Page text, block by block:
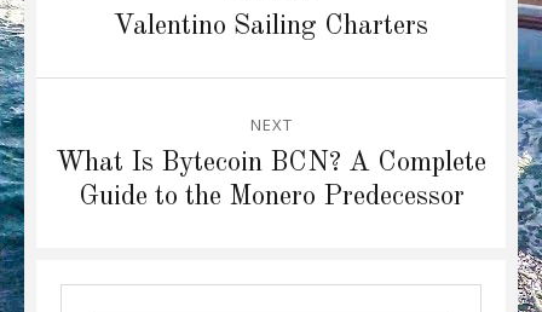
navigationValentino Sailing Charters
NEXT
Next
What Is Bytecoin BCN? A Complete
Guide to the Monero Predecessor